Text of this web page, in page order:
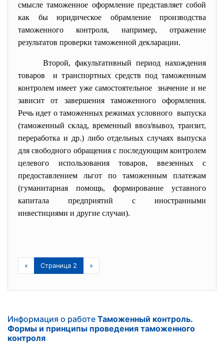
смысле таможенное оформление представляет собой
как бы юридическое обрамление производства
таможенного контроля, например, отражение
результатов проверки таможенной декларации.
Второй, факультативный период нахождения
товаров и транспортных средств под таможенным
контролем имеет ужесамостоятельное значение и не
зависит от завершения таможенного оформления.
Речь идет о таможенных режимах условного выпуска
(таможенный склад, временный ввоз/вывоз, транзит,
переработка и др.) либо отдельных случаях выпуска
для свободного обращения с последующим контролем
целевого использования товаров, ввезенных с
предоставлением льгот по таможенным платежам
(гуманитарная помощь, формирование уставного
капитала предприятий с иностранными
инвестициями и другие случаи).
« Страница 2 »
Информация о работе Таможенный контроль.
Формы и принципы проведения таможенного
контроля